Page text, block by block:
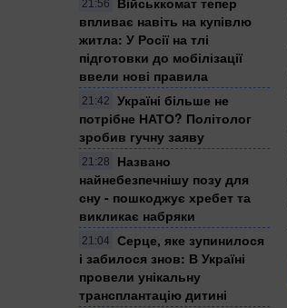
21:56
впливає навіть на купівлю
житла: У Росії на тлі
підготовки до мобілізації
ввели нові правила
21:42
Україні більше не
потрібне НАТО? Політолог
зробив гучну заяву
21:28
Названо
найнебезпечнішу позу для
сну - пошкоджує хребет та
викликає набряки
21:04
Серце, яке зупинилося
і забилося знов: В Україні
провели унікальну
трансплантацію дитині